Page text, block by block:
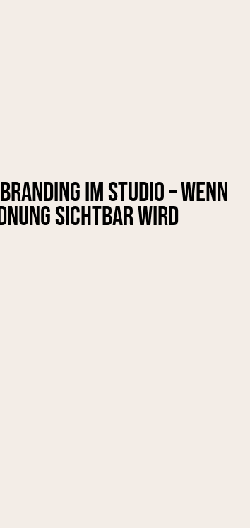
im Studio – wenn
sichtbar wird